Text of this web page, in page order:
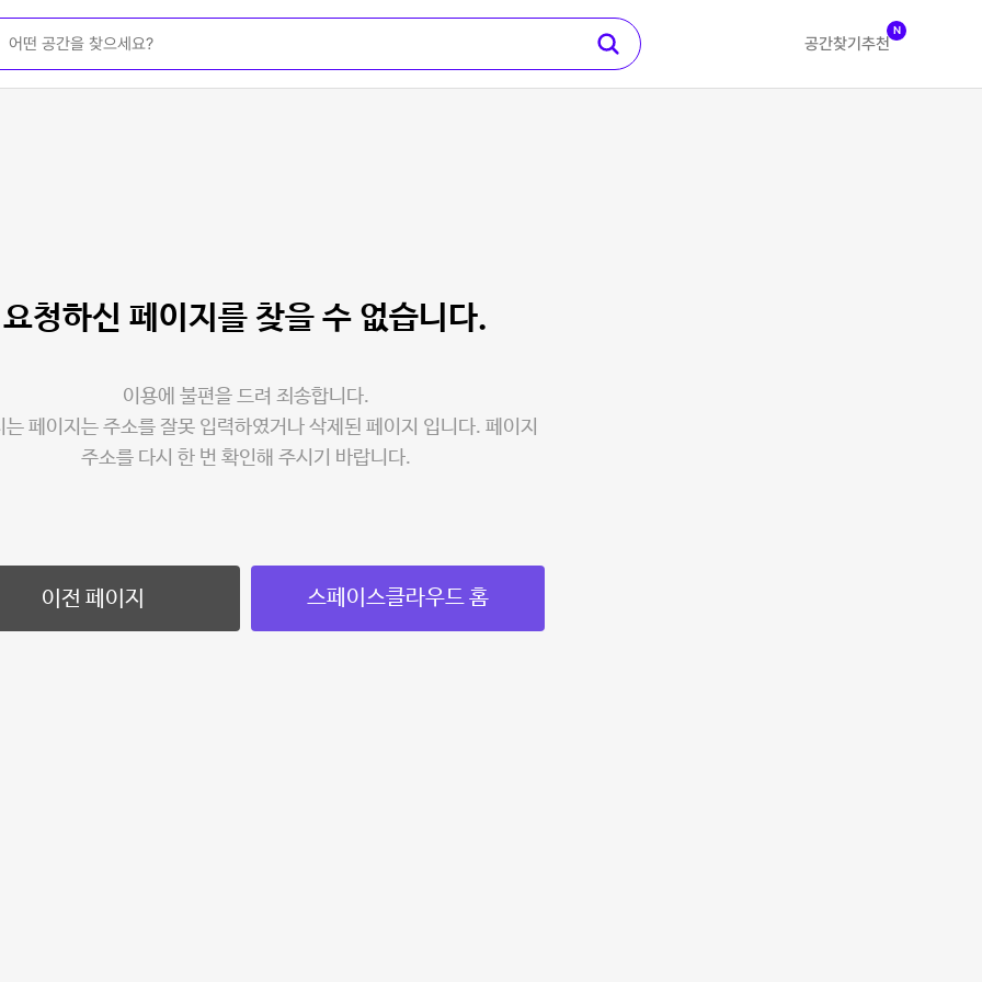
공간찾기 추천
N
요청하신 페이지를 찾을 수 없습니다.
이용에 불편을 드려 죄송합니다.
는 페이지는 주소를 잘못 입력하였거나 삭제된 페이지 입니다. 페이지
주소를 다시 한 번 확인해 주시기 바랍니다.
이전 페이지 스페이스클라우드 홈